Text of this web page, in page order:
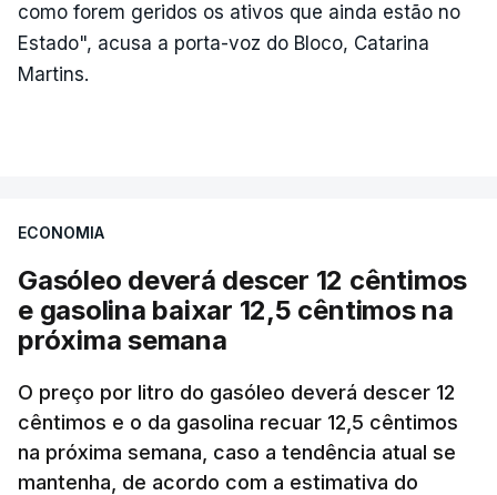
como forem geridos os ativos que ainda estão no
Estado", acusa a porta-voz do Bloco, Catarina
Martins.
ECONOMIA
Gasóleo deverá descer 12 cêntimos
e gasolina baixar 12,5 cêntimos na
próxima semana
O preço por litro do gasóleo deverá descer 12
cêntimos e o da gasolina recuar 12,5 cêntimos
na próxima semana, caso a tendência atual se
mantenha, de acordo com a estimativa do